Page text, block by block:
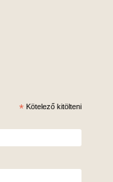
* Kötelező kitölteni